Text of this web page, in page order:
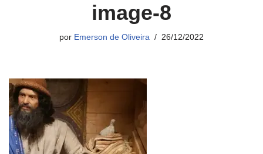
image-8
por Emerson de Oliveira 26/12/2022